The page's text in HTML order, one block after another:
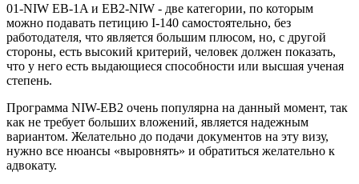
01-NIW EB-1A и EB2-NIW - две категории, по которым
можно подавать петицию I-140 самостоятельно, без
работодателя, что является большим плюсом, но, с другой
стороны, есть высокий критерий, человек должен показать,
что у него есть выдающиеся способности или высшая ученая
степень.
Программа NIW-EB2 очень популярна на данный момент, так
как не требует больших вложений, является надежным
вариантом. Желательно до подачи документов на эту визу,
нужно все нюансы «выровнять» и обратиться желательно к
адвокату.